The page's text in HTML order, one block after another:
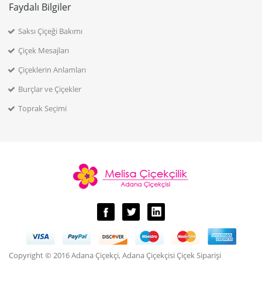
Faydalı Bilgiler
Saksı Çiçeği Bakımı
Çiçek Mesajları
Çiçeklerin Anlamları
Burçlar ve Çiçekler
Toprak Seçimi
Copyright © 2016 Adana Çiçekçi, Adana Çiçekçisi Çiçek Siparişi